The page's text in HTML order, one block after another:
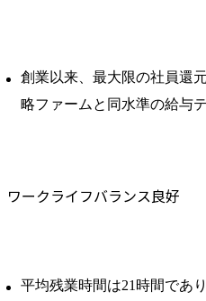
創業以来、最大限の社員還
略ファームと同水準の給与
ワークライフバランス良好
平均残業時間は21時間であ